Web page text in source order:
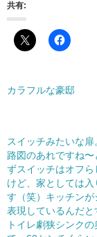
共有:
カラフルな豪邸
スイッチみたいな扉
路図のあれですね〜
ずスイッチはオフら
けど、家としては入
す（笑）キッチンが
表現しているんだと
トイレ劇狭︎シンクの